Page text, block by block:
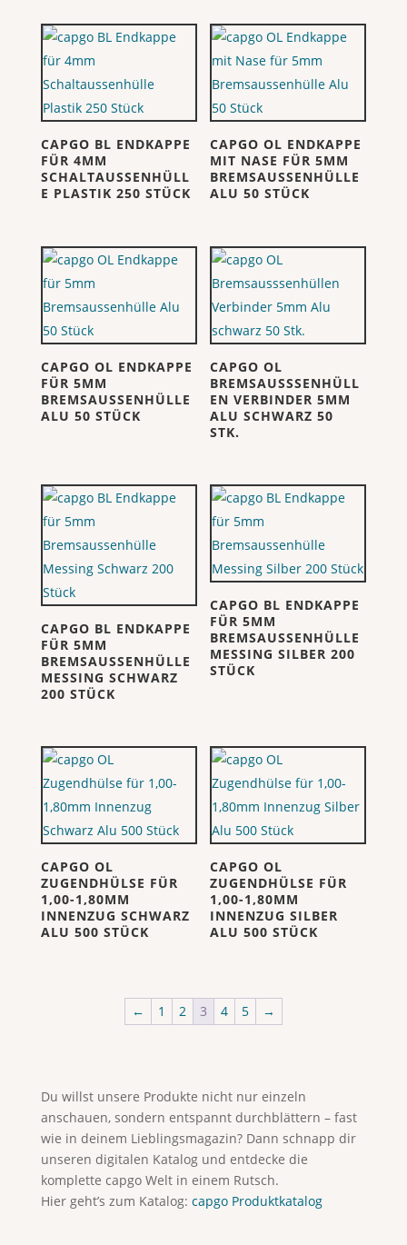
CAPGO BL ENDKAPPE
FÜR 4MM
SCHALTAUSSENHÜLL
E PLASTIK 250 STÜCK
CAPGO OL ENDKAPPE
MIT NASE FÜR 5MM
BREMSAUSSENHÜLLE
ALU 50 STÜCK
CAPGO OL ENDKAPPE
FÜR 5MM
BREMSAUSSENHÜLLE
ALU 50 STÜCK
CAPGO OL
BREMSAUSSSENHÜLL
EN VERBINDER 5MM
ALU SCHWARZ 50
STK.
CAPGO BL ENDKAPPE
FÜR 5MM
BREMSAUSSENHÜLLE
MESSING SCHWARZ
200 STÜCK
CAPGO BL ENDKAPPE
FÜR 5MM
BREMSAUSSENHÜLLE
MESSING SILBER 200
STÜCK
CAPGO OL
ZUGENDHÜLSE FÜR
1,00-1,80MM
INNENZUG SCHWARZ
ALU 500 STÜCK
CAPGO OL
ZUGENDHÜLSE FÜR
1,00-1,80MM
INNENZUG SILBER
ALU 500 STÜCK
← 1 2 3 4 5 →
Du willst unsere Produkte nicht nur einzeln
anschauen, sondern entspannt durchblättern – fast
wie in deinem Lieblingsmagazin? Dann schnapp dir
unseren digitalen Katalog und entdecke die
komplette capgo Welt in einem Rutsch.
Hier geht’s zum Katalog: capgo Produktkatalog